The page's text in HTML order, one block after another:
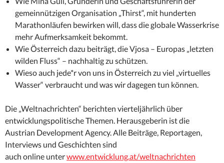
gemeinnützigen Organisation „Thirst“, mit hunderten
Marathonläufen bewirken will, dass die globale Wasserkrise
mehr Aufmerksamkeit bekommt.
Wie Österreich dazu beiträgt, die Vjosa – Europas „letzten
wilden Fluss“ – nachhaltig zu schützen.
Wieso auch jede*r von uns in Österreich zu viel „virtuelles
Wasser“ verbraucht und was wir dagegen tun können.
Die „Weltnachrichten“ berichten vierteljährlich über
entwicklungspolitische Themen. Herausgeberin ist die
Austrian Development Agency. Alle Beiträge, Reportagen,
Interviews und Geschichten sind
auch online unterwww.entwicklung.at/weltnachrichten